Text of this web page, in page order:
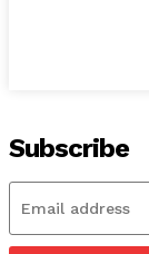
Subscribe